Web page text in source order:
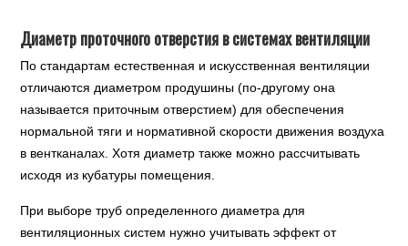
Диаметр проточного отверстия в системах вентиляции
По стандартам естественная и искусственная вентиляции
отличаются диаметром продушины (по-другому она
называется приточным отверстием) для обеспечения
нормальной тяги и нормативной скорости движения воздуха
в вентканалах. Хотя диаметр также можно рассчитывать
исходя из кубатуры помещения.
При выборе труб определенного диаметра для
вентиляционных систем нужно учитывать эффект от